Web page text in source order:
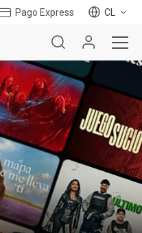
Pago Express CL